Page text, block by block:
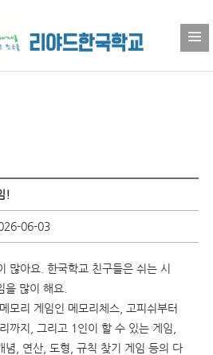
!
06-03
많아요. 한국학교 친구들은 쉬는 시
많이 해요.
모리 게임인 메모리체스, 고피쉬부터
까지, 그리고 1인이 할 수 있는 게임,
념, 연산, 도형, 규칙 찾기 게임 등의 다